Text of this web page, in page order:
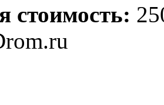
стоимость: